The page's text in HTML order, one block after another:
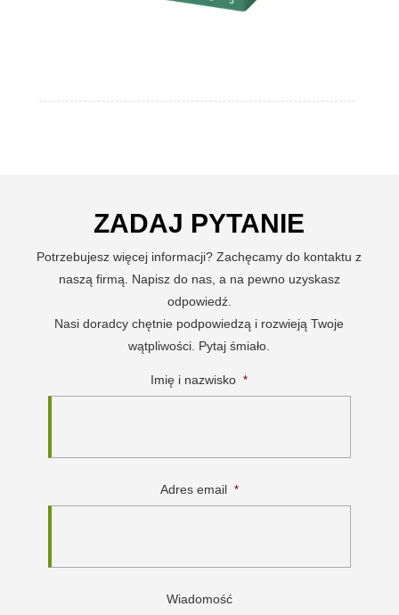
ZADAJ PYTANIE
Potrzebujesz więcej informacji? Zachęcamy do kontaktu z
naszą firmą. Napisz do nas, a na pewno uzyskasz
odpowiedź.
Nasi doradcy chętnie podpowiedzą i rozwieją Twoje
wątpliwości. Pytaj śmiało.
Imię i nazwisko *
Adres email *
Wiadomość